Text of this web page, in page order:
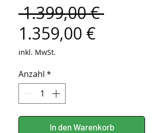
1.399,00 €
1.359,00 €
inkl. MwSt.
Anzahl *
In den Warenkorb